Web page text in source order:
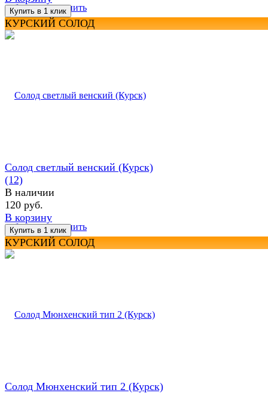
избранное сравнить
КУРСКИЙ СОЛОД
избранное сравнить
Солод светлый венский (Курск)
(12)
В наличии
120 руб.
В корзину
КУРСКИЙ СОЛОД
Солод Мюнхенский тип 2 (Курск)